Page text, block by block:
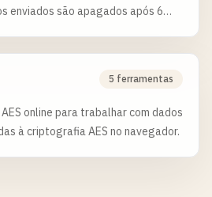
enviados são apagados após 6
5 ferramentas
online para trabalhar com dados
à criptografia AES no navegador.